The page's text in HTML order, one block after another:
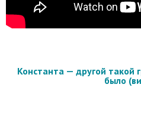
Константа — другой такой
было